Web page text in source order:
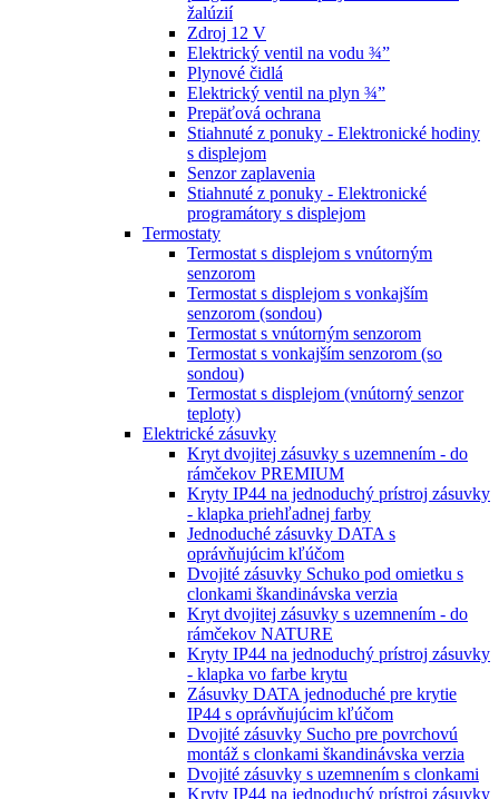
žalúzií
Zdroj 12 V
Elektrický ventil na vodu ¾”
Plynové čidlá
Elektrický ventil na plyn ¾”
Prepäťová ochrana
Stiahnuté z ponuky - Elektronické hodiny
s displejom
Senzor zaplavenia
Stiahnuté z ponuky - Elektronické
programátory s displejom
Termostaty
Termostat s displejom s vnútorným
senzorom
Termostat s displejom s vonkajším
senzorom (sondou)
Termostat s vnútorným senzorom
Termostat s vonkajším senzorom (so
sondou)
Termostat s displejom (vnútorný senzor
teploty)
Elektrické zásuvky
Kryt dvojitej zásuvky s uzemnením - do
rámčekov PREMIUM
Kryty IP44 na jednoduchý prístroj zásuvky
- klapka priehľadnej farby
Jednoduché zásuvky DATA s
oprávňujúcim kľúčom
Dvojité zásuvky Schuko pod omietku s
clonkami škandinávska verzia
Kryt dvojitej zásuvky s uzemnením - do
rámčekov NATURE
Kryty IP44 na jednoduchý prístroj zásuvky
- klapka vo farbe krytu
Zásuvky DATA jednoduché pre krytie
IP44 s oprávňujúcim kľúčom
Dvojité zásuvky Sucho pre povrchovú
montáž s clonkami škandinávska verzia
Dvojité zásuvky s uzemnením s clonkami
Kryty IP44 na jednoduchý prístroj zásuvky